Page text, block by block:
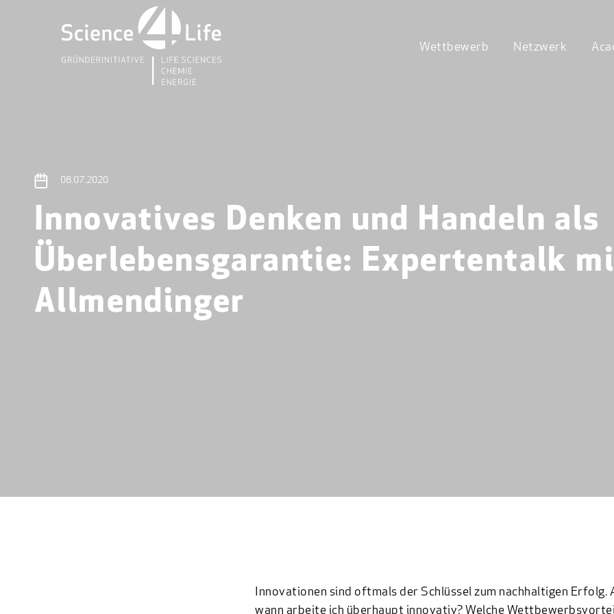
Wettbewerb Netzwerk
08.07.2020
Innovatives Denken und Handeln als
Überlebensgarantie: Expertentalk
Allmendinger
Innovationen sind oftmals der Schlüssel zum nachhaltigen Erfolg.
wann arbeite ich überhaupt innovativ? Welche